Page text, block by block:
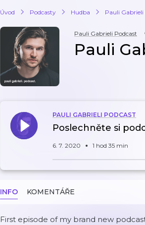
Úvod Podcasty Hudba Pauli Gabrieli
Pauli Gabrieli Podcast
Pauli
PAULI GABRIELI PODCAST
Poslechněte si
6. 7. 2020 1 hod 35 min
INFO KOMENTÁŘE
First episode of my brand new